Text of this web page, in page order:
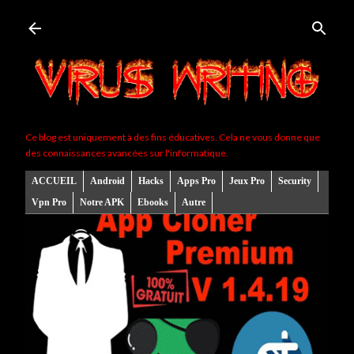
Ce blog est uniquement à des fins éducatives. Cela ne vous donne que
des connaissances avancées sur l'informatique.
ACCUEIL Android Hacks Apps Pro Jeux Pro
Security
Vpn Pro
Notre APK Ebooks Autre